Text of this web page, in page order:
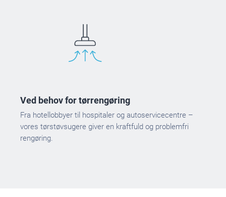
Ved behov for tørrengøring
Fra hotellobbyer til hospitaler og autoservicecentre –
vores tørstøvsugere giver en kraftfuld og problemfri
rengøring.